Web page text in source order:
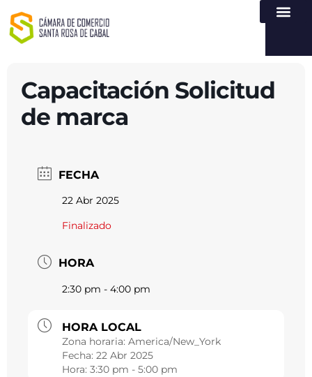
Capacitación Solicitud
de marca
FECHA
22 Abr 2025
Finalizado
HORA
2:30 pm - 4:00 pm
HORA LOCAL
Zona horaria: America/New_York
Fecha: 22 Abr 2025
Hora: 3:30 pm - 5:00 pm